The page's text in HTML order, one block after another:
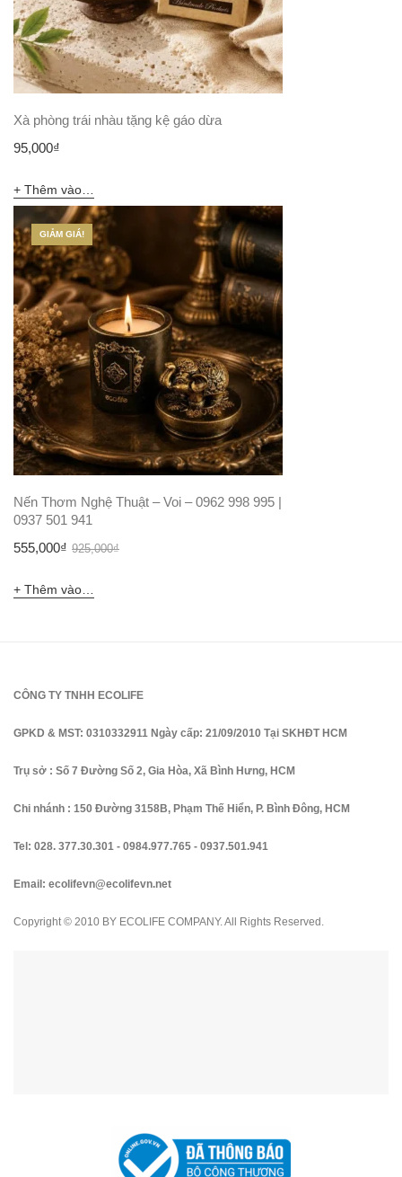
Xà phòng trái nhàu tặng kệ gáo dừa
95,000₫
Thêm vào giỏ hàng
GIẢM GIÁ!
Nến Thơm Nghệ Thuật – Voi – 0962 998 995 |
0937 501 941
925,000₫Giá
555,000₫
Giá
Thêm vào giỏ hàng
CÔNG TY TNHH ECOLIFE
GPKD & MST: 0310332911 Ngày cấp: 21/09/2010 Tại SKHĐT HCM
Trụ sở : Số 7 Đường Số 2, Gia Hòa, Xã Bình Hưng, HCM
Chi nhánh : 150 Đường 3158B, Phạm Thế Hiển, P. Bình Đông, HCM
Tel: 028. 377.30.301 - 0984.977.765 - 0937.501.941
Email: ecolifevn@ecolifevn.net
Copyright © 2010 BY ECOLIFE COMPANY. All Rights Reserved.